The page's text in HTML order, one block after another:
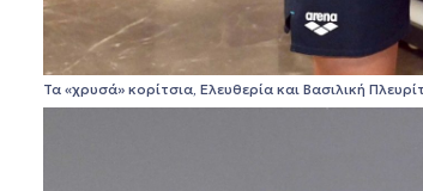
Τα «χρυσά» κορίτσια, Ελευθερία και Βασιλική